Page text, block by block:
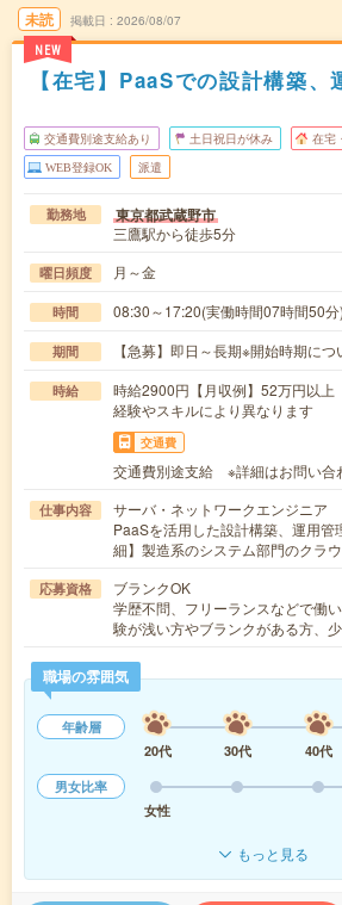
未読
NEW
掲載日 2026/08/07
【在宅】PaaSでの設計構築、
交通費別途支給あり 土日祝日が休み 在宅
WEB登録OK 派遣
勤務地 東京都武蔵野市
三鷹駅から徒歩5分
曜日頻度 月～金
時間 08:30～17:20(実働時間07時間50分)
期間 【急募】即日～長期※開始時期に
時給
時給2900円【月収例】52万円以上
経験やスキルにより異なります
交通費
交通費別途支給 ※詳細はお問い合
仕事内容
サーバ・ネットワークエンジニア
PaaSを活用した設計構築、運用管
細】製造系のシステム部門のクラ
応募資格
ブランクOK
学歴不問、フリーランスなどで働
験が浅い方やブランクがある方、
職場の雰囲気
年齢層
20代
30代 40代
男女比率
女性
もっと見る